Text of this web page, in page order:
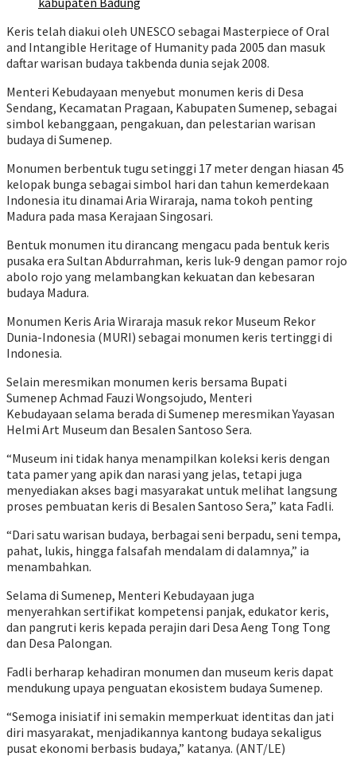
Keris telah diakui oleh UNESCO sebagai Masterpiece of Oral
and Intangible Heritage of Humanity pada 2005 dan masuk
daftar warisan budaya takbenda dunia sejak 2008.
Menteri Kebudayaan menyebut monumen keris di Desa
Sendang, Kecamatan Pragaan, Kabupaten Sumenep, sebagai
simbol kebanggaan, pengakuan, dan pelestarian warisan
budaya di Sumenep.
Monumen berbentuk tugu setinggi 17 meter dengan hiasan 45
kelopak bunga sebagai simbol hari dan tahun kemerdekaan
Indonesia itu dinamai Aria Wiraraja, nama tokoh penting
Madura pada masa Kerajaan Singosari.
Bentuk monumen itu dirancang mengacu pada bentuk keris
pusaka era Sultan Abdurrahman, keris luk-9 dengan pamor rojo
abolo rojo yang melambangkan kekuatan dan kebesaran
budaya Madura.
Monumen Keris Aria Wiraraja masuk rekor Museum Rekor
Dunia-Indonesia (MURI) sebagai monumen keris tertinggi di
Indonesia.
Selain meresmikan monumen keris bersama Bupati
Sumenep Achmad Fauzi Wongsojudo, Menteri
Kebudayaan selama berada di Sumenep meresmikan Yayasan
Helmi Art Museum dan Besalen Santoso Sera.
“Museum ini tidak hanya menampilkan koleksi keris dengan
tata pamer yang apik dan narasi yang jelas, tetapi juga
menyediakan akses bagi masyarakat untuk melihat langsung
proses pembuatan keris di Besalen Santoso Sera,” kata Fadli.
“Dari satu warisan budaya, berbagai seni berpadu, seni tempa,
pahat, lukis, hingga falsafah mendalam di dalamnya,” ia
menambahkan.
Selama di Sumenep, Menteri Kebudayaan juga
menyerahkan sertifikat kompetensi panjak, edukator keris,
dan pangruti keris kepada perajin dari Desa Aeng Tong Tong
dan Desa Palongan.
Fadli berharap kehadiran monumen dan museum keris dapat
mendukung upaya penguatan ekosistem budaya Sumenep.
“Semoga inisiatif ini semakin memperkuat identitas dan jati
diri masyarakat, menjadikannya kantong budaya sekaligus
pusat ekonomi berbasis budaya,” katanya. (ANT/LE)